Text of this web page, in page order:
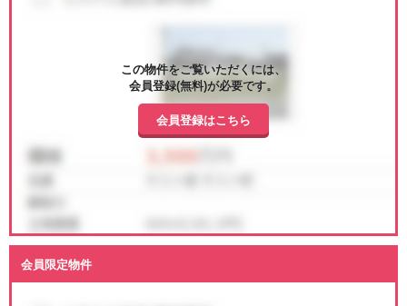
この物件をご覧いただくには、
会員登録(無料)が必要です。
会員登録はこちら
会員限定物件